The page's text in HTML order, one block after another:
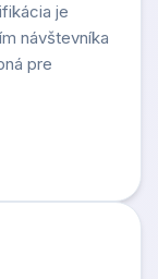
je
návštevníka
pre